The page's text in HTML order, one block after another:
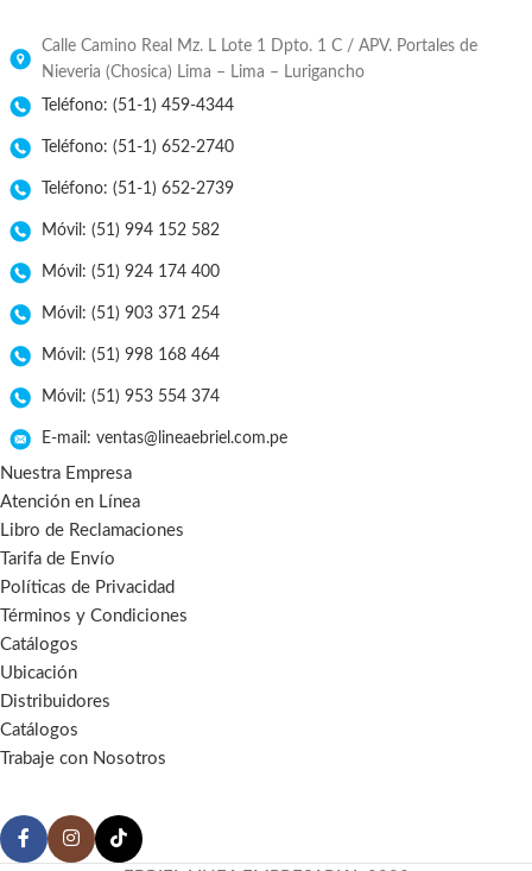
Calle Camino Real Mz. L Lote 1 Dpto. 1 C / APV. Portales de
Nieveria (Chosica) Lima – Lima – Lurigancho
Teléfono: (51-1) 459-4344
Teléfono: (51-1) 652-2740
Teléfono: (51-1) 652-2739
Móvil: (51) 994 152 582
Móvil: (51) 924 174 400
Móvil: (51) 903 371 254
Móvil: (51) 998 168 464
Móvil: (51) 953 554 374
E-mail: ventas@lineaebriel.com.pe
Nuestra Empresa
Atención en Línea
Libro de Reclamaciones
Tarifa de Envío
Políticas de Privacidad
Términos y Condiciones
Catálogos
Ubicación
Distribuidores
Catálogos
Trabaje con Nosotros